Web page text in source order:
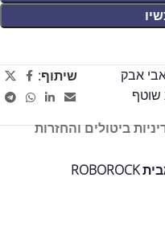
אבק
שוטף
שיתוף:
ביטולים והחזרות